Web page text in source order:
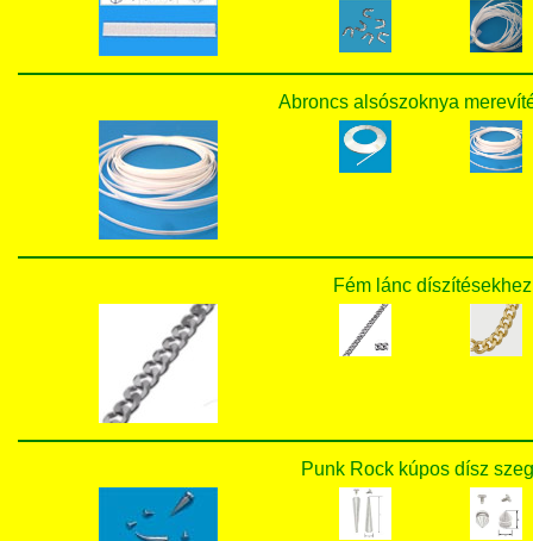
Abroncs alsószoknya
Fém lánc
Punk Rock kúpos dísz